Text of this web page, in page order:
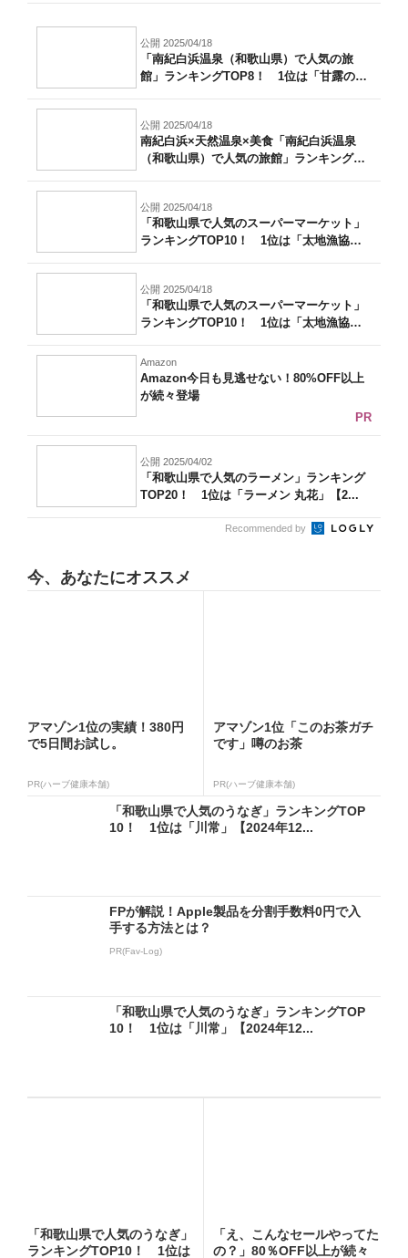
公開 2025/04/18
「南紀白浜温泉（和歌山県）で人気の旅
館」ランキングTOP8！ 1位は「甘露の湯
公開 2025/04/18
南紀白浜×天然温泉×美食「南紀白浜温泉
（和歌山県）で人気の旅館」ランキングTO
公開 2025/04/18
「和歌山県で人気のスーパーマーケット」
ランキングTOP10！ 1位は「太地漁協
公開 2025/04/18
「和歌山県で人気のスーパーマーケット」
ランキングTOP10！ 1位は「太地漁協
Amazon
Amazon今日も見逃せない！80%OFF以上
が続々登場
PR
公開 2025/04/02
「和歌山県で人気のラーメン」ランキング
TOP20！ 1位は「ラーメン 丸花」【2...
Recommended by
今、あなたにオススメ
アマゾン1位の実績！380円
で5日間お試し。
PR(ハーブ健康本舗)
アマゾン1位「このお茶ガチ
です」噂のお茶
PR(ハーブ健康本舗)
「和歌山県で人気のうなぎ」ランキングTOP
10！ 1位は「川常」【2024年12...
FPが解説！Apple製品を分割手数料0円で入
手する方法とは？
PR(Fav-Log)
「和歌山県で人気のうなぎ」ランキングTOP
10！ 1位は「川常」【2024年12...
「和歌山県で人気のうなぎ」
ランキングTOP10！ 1位は
「え、こんなセールやってた
の？」80％OFF以上が続々